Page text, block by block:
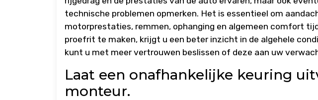
technische problemen opmerken. Het is essentieel om
motorprestaties, remmen, ophanging en algemeen comfort
proefrit te maken, krijgt u een beter inzicht in de algehele
kunt u met meer vertrouwen beslissen of deze aan uw
Laat een onafhankelijke keuring
monteur.